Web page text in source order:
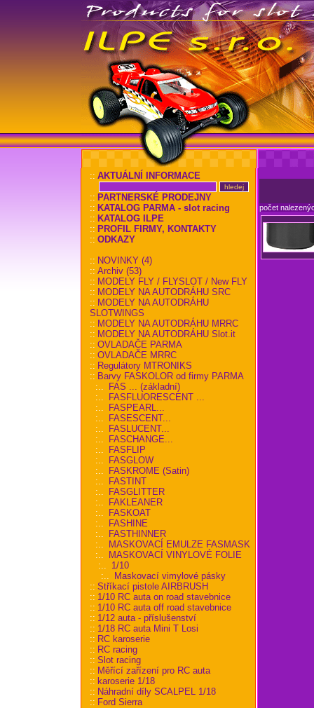
:: AKTUÁLNÍ INFORMACE
:: PARTNERSKÉ PRODEJNY
:: KATALOG PARMA - slot racing
:: KATALOG ILPE
:: PROFIL FIRMY, KONTAKTY
:: ODKAZY
:: NOVINKY (4)
:: Archiv (53)
:: MODELY FLY / FLYSLOT / New FLY
:: MODELY NA AUTODRÁHU SRC
:: MODELY NA AUTODRÁHU
SLOTWINGS
:: MODELY NA AUTODRÁHU MRRC
:: MODELY NA AUTODRÁHU Slot.it
:: OVLADAČE PARMA
:: OVLADAČE MRRC
:: Regulátory MTRONIKS
:: Barvy FASKOLOR od firmy PARMA
:..
FAS ... (základní)
:..
FASFLUORESCENT ...
:..
FASPEARL...
:..
FASESCENT...
:..
FASLUCENT...
:..
FASCHANGE...
:..
FASFLIP
:..
FASGLOW
:..
FASKROME (Satin)
:..
FASTINT
:..
FASGLITTER
:..
FAKLEANER
:..
FASKOAT
:..
FASHINE
:..
FASTHINNER
:..
MASKOVACÍ EMULZE FASMASK
:..
MASKOVACÍ VINYLOVÉ FOLIE
:.. 1/10
:..
Maskovací vimylové pásky
:: Stříkací pistole AIRBRUSH
:: 1/10 RC auta on road stavebnice
:: 1/10 RC auta off road stavebnice
:: 1/12 auta - příslušenství
:: 1/18 RC auta Mini T Losi
:: RC karoserie
:: RC racing
:: Slot racing
:: Měřící zařízení pro RC auta
:: karoserie 1/18
:: Náhradní díly SCALPEL 1/18
:: Ford Sierra
počet